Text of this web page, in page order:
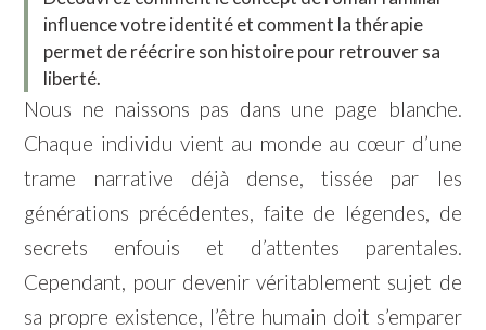
influence votre identité et comment la thérapie
permet de réécrire son histoire pour retrouver sa
liberté.
Nous ne naissons pas dans une page blanche.
Chaque individu vient au monde au cœur d’une
trame narrative déjà dense, tissée par les
générations précédentes, faite de légendes, de
secrets enfouis et d’attentes parentales.
Cependant, pour devenir véritablement sujet de
sa propre existence, l’être humain doit s’emparer